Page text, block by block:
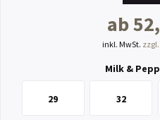
ab
inkl. MwSt.
Milk &
29 32